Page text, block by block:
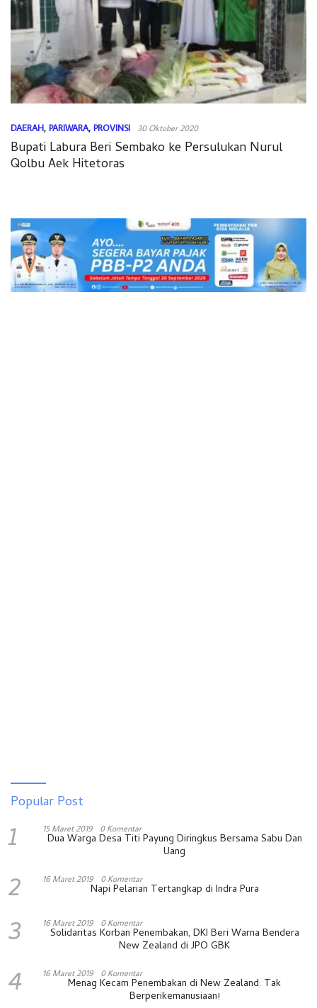
DAERAH, PARIWARA, PROVINSI 30 Oktober 2020
Bupati Labura Beri Sembako ke Persulukan Nurul
Qolbu Aek Hitetoras
Popular Post
1 15 Maret 2019 0 Komentar
Dua Warga Desa Titi Payung Diringkus Bersama Sabu Dan
Uang
2 16 Maret 2019 0 Komentar
Napi Pelarian Tertangkap di Indra Pura
3 16 Maret 2019 0 Komentar
Solidaritas Korban Penembakan, DKI Beri Warna Bendera
New Zealand di JPO GBK
4 16 Maret 2019 0 Komentar
Menag Kecam Penembakan di New Zealand: Tak
Berperikemanusiaan!